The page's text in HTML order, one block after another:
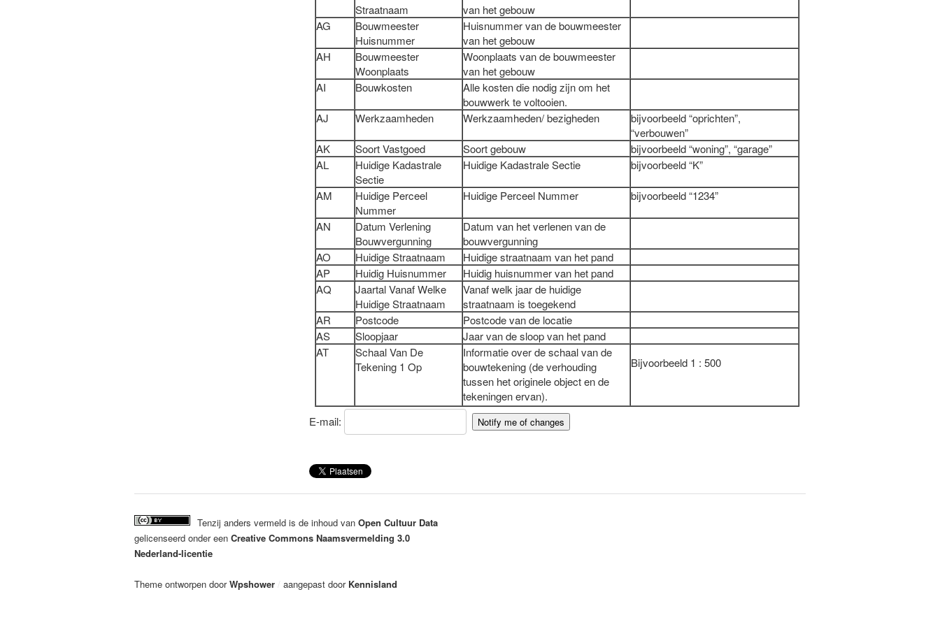
Straatnaam
van het gebouw
AG
Bouwmeester
Huisnummer
Huisnummer van de bouwmeester
van het gebouw
AH
Bouwmeester
Woonplaats
Woonplaats van de bouwmeester
van het gebouw
AI
Bouwkosten
Alle kosten die nodig zijn om het
bouwwerk te voltooien.
AJ
Werkzaamheden Werkzaamheden/ bezigheden
bijvoorbeeld “oprichten”,
“verbouwen”
AK
Soort Vastgoed Soort gebouw
bijvoorbeeld “woning”, “garage”
AL
Huidige Kadastrale
Sectie
Huidige Kadastrale Sectie bijvoorbeeld “K”
AM
Huidige Perceel
Nummer
Huidige Perceel Nummer bijvoorbeeld “1234”
AN
Datum Verlening
Bouwvergunning
Datum van het verlenen van de
bouwvergunning
AO
Huidige Straatnaam
Huidige straatnaam van het pand
AP
Huidig Huisnummer
Huidig huisnummer van het pand
AQ
Jaartal Vanaf Welke
Huidige Straatnaam
Vanaf welk jaar de huidige
straatnaam is toegekend
AR
Postcode
Postcode van de locatie
AS
Sloopjaar
Jaar van de sloop van het pand
AT
Schaal Van De
Tekening 1 Op
Informatie over de schaal van de
bouwtekening (de verhouding
tussen het originele object en de
tekeningen ervan).
Bijvoorbeeld 1 : 500
E-mail:
Tenzij anders vermeld is de inhoud van Open Cultuur Data
gelicenseerd onder een Creative Commons Naamsvermelding 3.0
Nederland-licentie
Theme ontworpen doorWpshower / aangepast door Kennisland